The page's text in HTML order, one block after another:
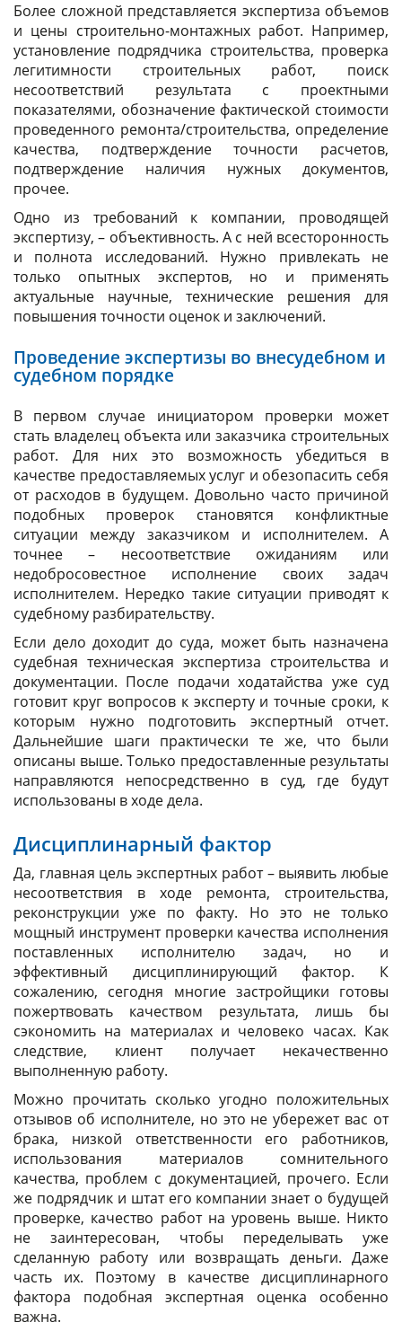
Более сложной представляется экспертиза объемов
и цены строительно-монтажных работ. Например,
установление подрядчика строительства, проверка
легитимности строительных работ, поиск
несоответствий результата с проектными
показателями, обозначение фактической стоимости
проведенного ремонта/строительства, определение
качества, подтверждение точности расчетов,
подтверждение наличия нужных документов,
прочее.
Одно из требований к компании, проводящей
экспертизу, – объективность. А с ней всесторонность
и полнота исследований. Нужно привлекать не
только опытных экспертов, но и применять
актуальные научные, технические решения для
повышения точности оценок и заключений.
Проведение экспертизы во внесудебном и
судебном порядке
В первом случае инициатором проверки может
стать владелец объекта или заказчика строительных
работ. Для них это возможность убедиться в
качестве предоставляемых услуг и обезопасить себя
от расходов в будущем. Довольно часто причиной
подобных проверок становятся конфликтные
ситуации между заказчиком и исполнителем. А
точнее – несоответствие ожиданиям или
недобросовестное исполнение своих задач
исполнителем. Нередко такие ситуации приводят к
судебному разбирательству.
Если дело доходит до суда, может быть назначена
судебная техническая экспертиза строительства и
документации. После подачи ходатайства уже суд
готовит круг вопросов к эксперту и точные сроки, к
которым нужно подготовить экспертный отчет.
Дальнейшие шаги практически те же, что были
описаны выше. Только предоставленные результаты
направляются непосредственно в суд, где будут
использованы в ходе дела.
Дисциплинарный фактор
Да, главная цель экспертных работ – выявить любые
несоответствия в ходе ремонта, строительства,
реконструкции уже по факту. Но это не только
мощный инструмент проверки качества исполнения
поставленных исполнителю задач, но и
эффективный дисциплинирующий фактор. К
сожалению, сегодня многие застройщики готовы
пожертвовать качеством результата, лишь бы
сэкономить на материалах и человеко часах. Как
следствие, клиент получает некачественно
выполненную работу.
Можно прочитать сколько угодно положительных
отзывов об исполнителе, но это не убережет вас от
брака, низкой ответственности его работников,
использования материалов сомнительного
качества, проблем с документацией, прочего. Если
же подрядчик и штат его компании знает о будущей
проверке, качество работ на уровень выше. Никто
не заинтересован, чтобы переделывать уже
сделанную работу или возвращать деньги. Даже
часть их. Поэтому в качестве дисциплинарного
фактора подобная экспертная оценка особенно
важна.